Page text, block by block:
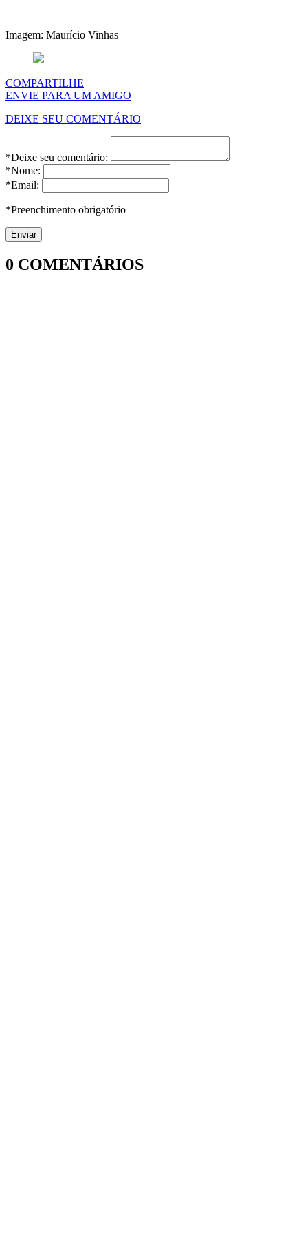
Imagem: Maurício Vinhas
COMPARTILHE
ENVIE PARA UM AMIGO
DEIXE SEU COMENTÁRIO
*Deixe seu comentário:
*Nome:
*Email:
*Preenchimento obrigatório
0 COMENTÁRIOS